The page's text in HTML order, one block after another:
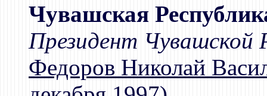
Чувашская
Президент Чувашской
Федоров Николай